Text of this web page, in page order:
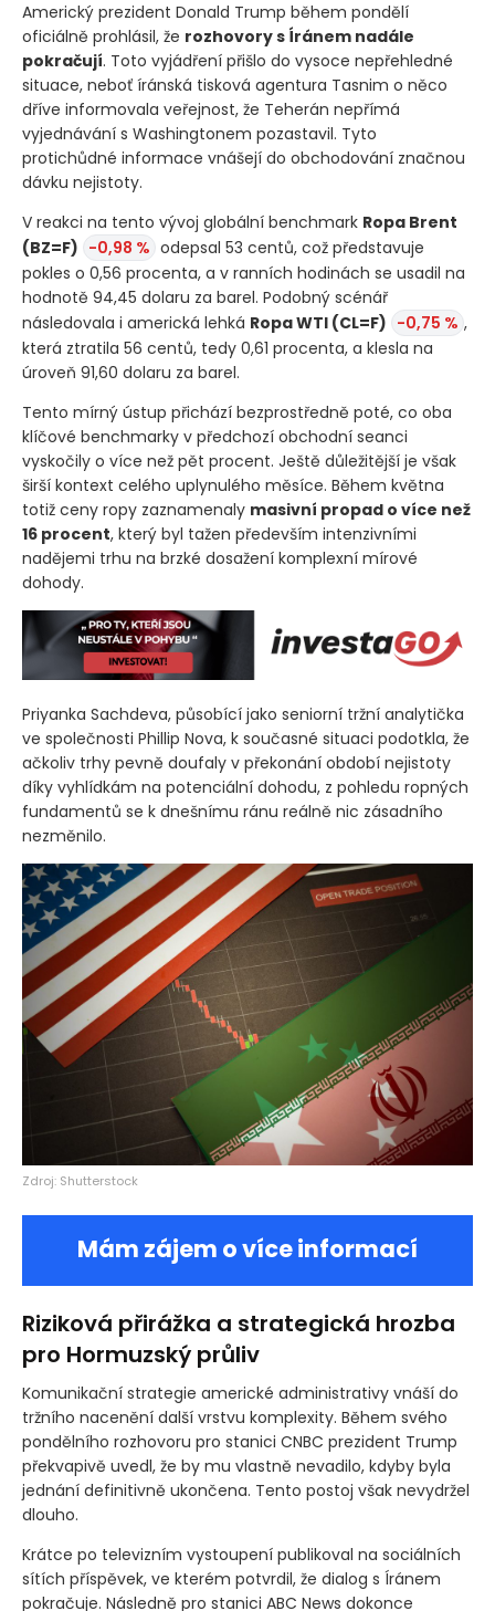
Americký prezident Donald Trump během pondělí
oficiálně prohlásil, že rozhovory s Íránem nadále
pokračují. Toto vyjádření přišlo do vysoce nepřehledné
situace, neboť íránská tisková agentura Tasnim o něco
dříve informovala veřejnost, že Teherán nepřímá
vyjednávání s Washingtonem pozastavil. Tyto
protichůdné informace vnášejí do obchodování značnou
dávku nejistoty.
V reakci na tento vývoj globální benchmark Ropa Brent
(BZ=F) -0,98 % odepsal 53 centů, což představuje
pokles o 0,56 procenta, a v ranních hodinách se usadil na
hodnotě 94,45 dolaru za barel. Podobný scénář
následovala i americká lehká Ropa WTI (CL=F) -0,75 % ,
která ztratila 56 centů, tedy 0,61 procenta, a klesla na
úroveň 91,60 dolaru za barel.
Tento mírný ústup přichází bezprostředně poté, co oba
klíčové benchmarky v předchozí obchodní seanci
vyskočily o více než pět procent. Ještě důležitější je však
širší kontext celého uplynulého měsíce. Během května
totiž ceny ropy zaznamenaly masivní propad o více než
16 procent, který byl tažen především intenzivními
nadějemi trhu na brzké dosažení komplexní mírové
dohody.
Priyanka Sachdeva, působící jako seniorní tržní analytička
ve společnosti Phillip Nova, k současné situaci podotkla, že
ačkoliv trhy pevně doufaly v překonání období nejistoty
díky vyhlídkám na potenciální dohodu, z pohledu ropných
fundamentů se k dnešnímu ránu reálně nic zásadního
nezměnilo.
Zdroj: Shutterstock
Mám zájem o více informací
Riziková přirážka a strategická hrozba
pro Hormuzský průliv
Komunikační strategie americké administrativy vnáší do
tržního nacenění další vrstvu komplexity. Během svého
pondělního rozhovoru pro stanici CNBC prezident Trump
překvapivě uvedl, že by mu vlastně nevadilo, kdyby byla
jednání definitivně ukončena. Tento postoj však nevydržel
dlouho.
Krátce po televizním vystoupení publikoval na sociálních
sítích příspěvek, ve kterém potvrdil, že dialog s Íránem
pokračuje. Následně pro stanici ABC News dokonce